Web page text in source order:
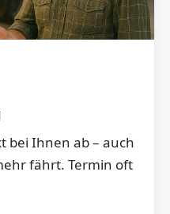
bei Ihnen ab – auch
fährt. Termin oft